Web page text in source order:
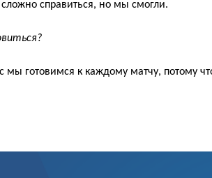
справиться, но мы смогли.
мы готовимся к каждому матчу, потому